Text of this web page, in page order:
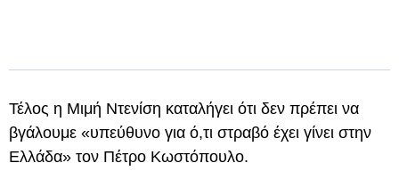
Τέλος η Μιμή Ντενίση καταλήγει ότι δεν πρέπει να
βγάλουμε «υπεύθυνο για ό,τι στραβό έχει γίνει στην
Ελλάδα» τον Πέτρο Κωστόπουλο.